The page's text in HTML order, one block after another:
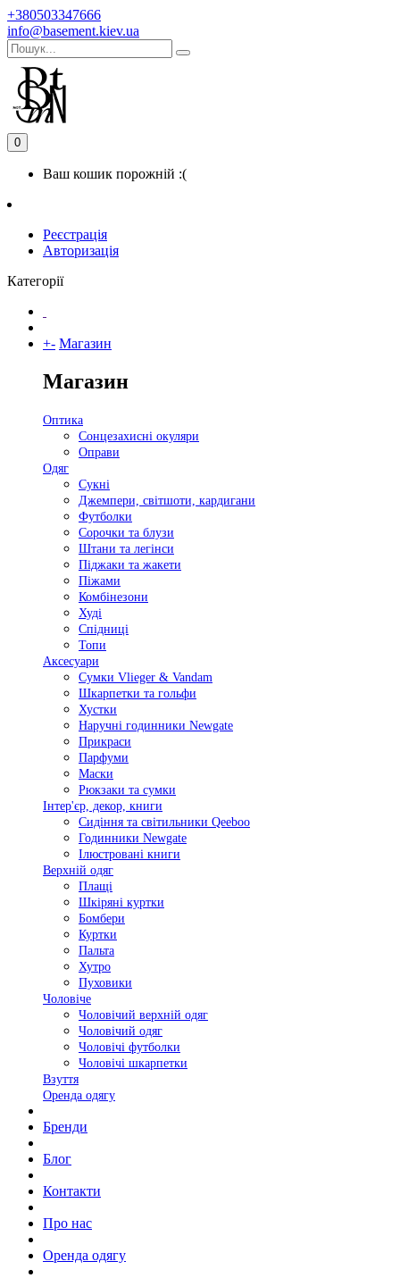
+380503347666
info@basement.kiev.ua
0
Ваш кошик порожній :(
Реєстрація
Авторизація
Категорії
+- Магазин
Магазин
Оптика
Сонцезахисні окуляри
Оправи
Одяг
Сукні
Джемпери, світшоти, кардигани
Футболки
Сорочки та блузи
Штани та легінси
Піджаки та жакети
Піжами
Комбінезони
Худі
Спідниці
Топи
Аксесуари
Сумки Vlieger & Vandam
Шкарпетки та гольфи
Хустки
Наручні годинники Newgate
Прикраси
Парфуми
Маски
Рюкзаки та сумки
Інтер'єр, декор, книги
Сидіння та світильники Qeeboo
Годинники Newgate
Ілюстровані книги
Верхній одяг
Плащі
Шкіряні куртки
Бомбери
Куртки
Пальта
Хутро
Пуховики
Чоловіче
Чоловічий верхній одяг
Чоловічий одяг
Чоловічі футболки
Чоловічі шкарпетки
Взуття
Оренда одягу
Бренди
Блог
Контакти
Про нас
Оренда одягу